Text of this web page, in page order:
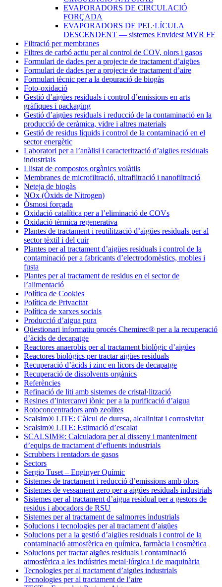
EVAPORADORS DE CIRCULACIÓ
FORÇADA
EVAPORADORS DE PEL·LÍCULA
DESCENDENT — sistemes Envidest MVR FF
Filtració per membranes
Filtres de carbó actiu per al control de COV, olors i gasos
Formulari de dades per a projecte de tractament d’aigües
Formulari de dades per a projecte de tractament d’aire
Formulari tècnic per a la depuració de biogàs
Foto-oxidació
Gestió d’aigües residuals i control d’emissions en arts
gràfiques i packaging
Gestió d’aigües residuals i reducció de la contaminació en la
producció de ceràmica, vidre i altres materials
Gestió de residus líquids i control de la contaminació en el
sector energètic
Laboratori per a l’anàlisi i caracterització d’aigües residuals
industrials
Llistat de compostos orgànics volàtils
Membranes de microfiltració, ultrafiltració i nanofiltració
Neteja de biogàs
NOx (Òxids de Nitrogen)
Òsmosi forçada
Oxidació catalítica per a l’eliminació de COVs
Oxidació tèrmica regenerativa
Plantes de tractament i reutilització d’aigües residuals per al
sector tèxtil i del cuir
Plantes per al tractament d’aigües residuals i control de la
contaminació per a fabricants d’electrodomèstics, mobles i
fusta
Plantes per al tractament de residus en el sector de
l’alimentació
Política de Cookies
Política de Privacitat
Política de xarxes socials
Producció d’aigua pura
Qüestionari informatiu procés Chemirec® per a la recuperació
d’àcids de decapatge
Reactores anaerobis per al tractament biològic d’aigües
Reactores biològics per tractar aigües residuals
Recuperació d’àcids i zinc en licors de decapatge
Recuperació de dissolvents orgànics
Referències
Refinació de liti amb sistemes de cristal·lització
Resines d’intercanvi iònic per a la purificació d’aigua
Rotoconcentradors amb zeolites
Scalsim® LITE: Càlcul de duresa, alcalinitat i corrosivitat
Scalsim® LITE: Estimació d’escalat
SCALSIM®: Calculadora per al disseny i manteniment
d’equips de tractament d’efluents industrials
Scrubbers i rentadors de gasos
Sectors
Sergio Tuset – Enginyer Químic
Sistemes de tractament i reducció d’emissions amb olors
Sistemes de vessament zero per a aigües residuals industrials
Sistemes per al tractament d’aigua residual per a gestors de
residus i abocadors de RSU
Sistemes per al tractament de salmorres industrials
Solucions i tecnologies per al tractament d’aigües
Solucions per a la gestió d’aigües residuals i control de la
contaminació atmosfèrica en química, farmàcia i cosmètica
Solucions per tractar aigües residuals i contaminació
atmosfèrica a les indústries metal·lúrgica i de maquinària
Tecnologies per al tractament d’aigües industrials
Tecnologies per al tractament de l’aire